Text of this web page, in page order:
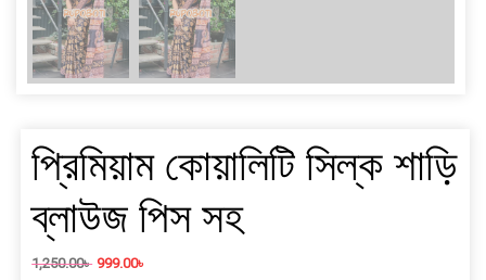
প্রিমিয়াম কোয়ালিটি সিল্ক শাড়ি
ব্লাউজ পিস সহ
1,250.00৳ 999.00৳